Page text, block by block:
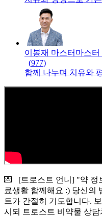
이봉재 마스터 마스터
(977)
함께 나누며 치유와
💌 [트로스트 언니] "약 정
료생활 함께해요 :) 당신의
트가 간절히 기도합니다.
시되 트로스트 비약물 상